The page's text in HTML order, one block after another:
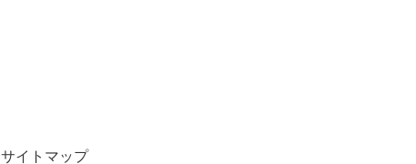
サイトマップ